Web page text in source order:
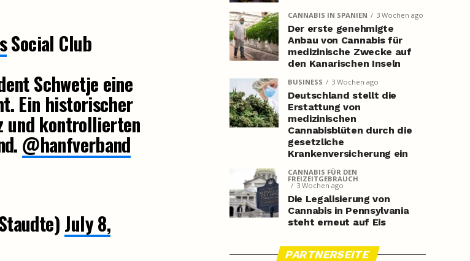
Social Club
Schwetje eine
Ein historischer
und kontrollierten
@hanfverband
July 8,
CANNABIS IN SPANIEN 3 Wochen ago
Der erste genehmigte
Anbau von Cannabis für
medizinische Zwecke auf
den Kanarischen Inseln
BUSINESS 3 Wochen ago
Deutschland stellt die
Erstattung von
medizinischen
Cannabisblüten durch die
gesetzliche
Krankenversicherung ein
CANNABIS FÜR DEN
FREIZEITGEBRAUCH
3 Wochen ago
Die Legalisierung von
Cannabis in Pennsylvania
steht erneut auf Eis
PARTNERSEITE